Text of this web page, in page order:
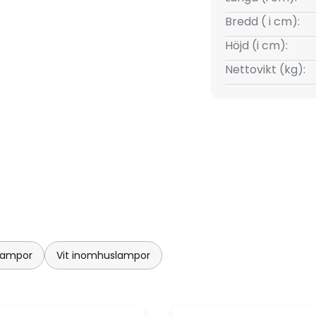
Bredd ( i cm):
Höjd (i cm):
Nettovikt (kg):
Vit inomhuslampor